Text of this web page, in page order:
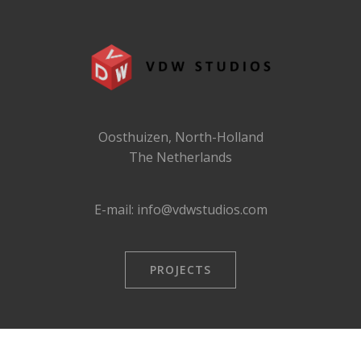
Oosthuizen, North-Holland
The Netherlands
E-mail: info@vdwstudios.com
PROJECTS